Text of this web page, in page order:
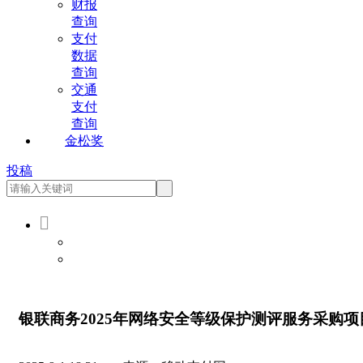
财报
查询
支付
数据
查询
交通
支付
查询
金松奖
投稿

银联商务2025年网络安全等级保护测评服务采购